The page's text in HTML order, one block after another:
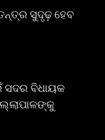
ସୁଦୃଢ଼ ହେବ
ସଦର ବିଧାୟକ